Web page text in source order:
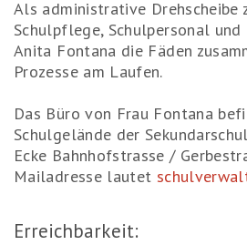
Als administrative Drehscheibe
Schulpflege, Schulpersonal
Anita Fontana die Fäden
Prozesse am Laufen.
Das Büro von Frau Fontana
Schulgelände der
Ecke Bahnhofstrasse /
Mailadresse lautet
Erreichbarkeit: